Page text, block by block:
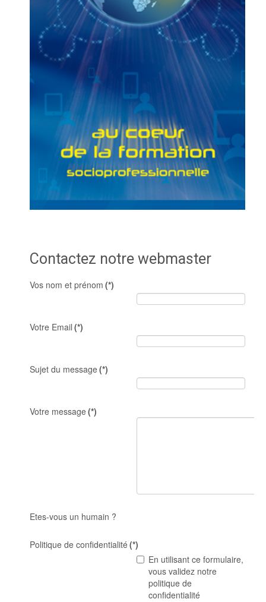
Contactez notre webmaster
Vos nom et prénom (*)
Votre Email (*)
Sujet du message(*)
Votre message(*)
Etes-vous un humain ?
Politique de confidentialité(*)
En utilisant ce formulaire,
vous validez notre
politique de
confidentialité